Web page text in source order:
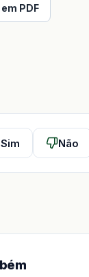
PDF
Sim Não